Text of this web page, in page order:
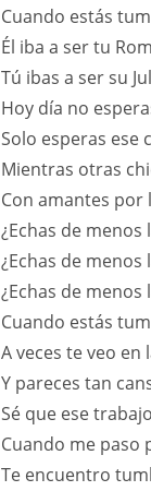
Cuando estás
Él iba a ser tu
Tú ibas a ser su
Hoy día no
Solo esperas ese
Mientras otras
Con amantes por
¿Echas de menos
¿Echas de menos
¿Echas de menos
Cuando estás
A veces te veo en
Y pareces tan
Sé que ese
Cuando me paso
Te encuentro